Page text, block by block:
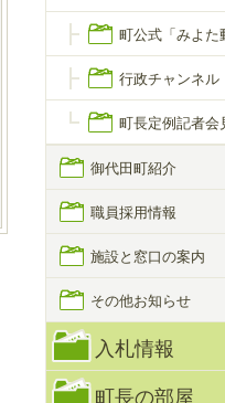
町公式「みよた
行政チャンネル
町長定例記者会
御代田町紹介
職員採用情報
施設と窓口の案内
その他お知らせ
入札情報
町長の部屋